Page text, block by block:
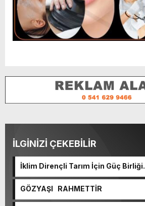
İLGİNİZİ ÇEKEBİLİR
İklim Dirençli Tarım İçin Güç Birliği.
GÖZYAŞI RAHMETTİR